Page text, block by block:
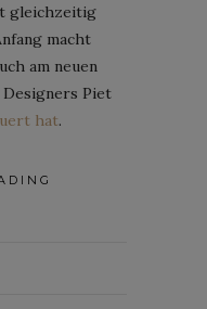
gleichzeitig
macht
am neuen
Piet
hat.